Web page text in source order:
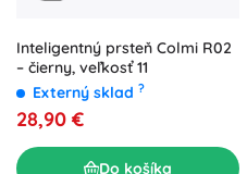
Inteligentný prsteň Colmi R02
– čierny, veľkosť 11
Externý sklad ?
28,90 €
Do košíka